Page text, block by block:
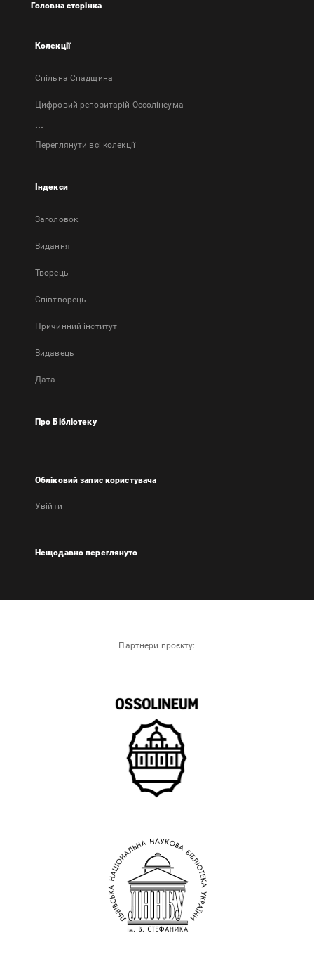
вкладці
Головна сторінка
Колекції
Спільна Спадщина
Цифровий репозитарій Оссолінеума
...
Переглянути всі колекції
Індекси
Заголовок
Bидання
Творець
Співтворець
Причинний інститут
Видавець
Дата
Про Бібліотеку
Обліковий запис користувача
Увійти
Нещодавно переглянуто
Партнери проєкту: